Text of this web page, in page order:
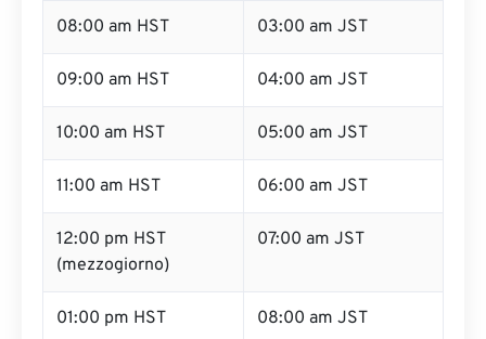
08:00 am HST 03:00 am JST
09:00 am HST 04:00 am JST
10:00 am HST 05:00 am JST
11:00 am HST 06:00 am JST
12:00 pm HST
(mezzogiorno)
07:00 am JST
01:00 pm HST 08:00 am JST